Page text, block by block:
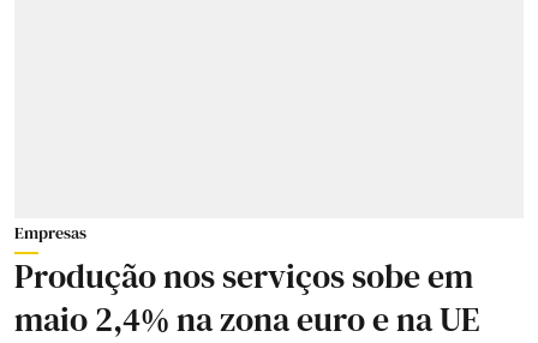
Empresas
Produção nos serviços sobe em
maio 2,4% na zona euro e na UE